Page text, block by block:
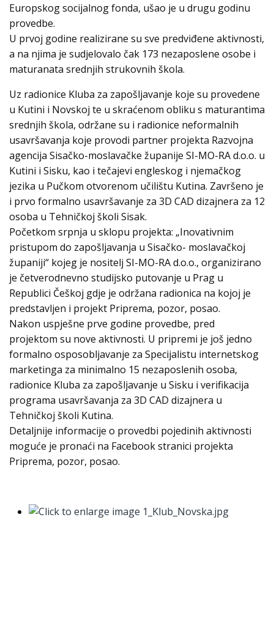
Europskog socijalnog fonda, ušao je u drugu godinu
provedbe.
U prvoj godine realizirane su sve predviđene aktivnosti,
a na njima je sudjelovalo čak 173 nezaposlene osobe i
maturanata srednjih strukovnih škola.
Uz radionice Kluba za zapošljavanje koje su provedene
u Kutini i Novskoj te u skraćenom obliku s maturantima
srednjih škola, održane su i radionice neformalnih
usavršavanja koje provodi partner projekta Razvojna
agencija Sisačko-moslavačke županije SI-MO-RA d.o.o. u
Kutini i Sisku, kao i tečajevi engleskog i njemačkog
jezika u Pučkom otvorenom učilištu Kutina. Završeno je
i prvo formalno usavršavanje za 3D CAD dizajnera za 12
osoba u Tehničkoj školi Sisak.
Početkom srpnja u sklopu projekta: „Inovativnim
pristupom do zapošljavanja u Sisačko- moslavačkoj
županiji“ kojeg je nositelj SI-MO-RA d.o.o., organizirano
je četverodnevno studijsko putovanje u Prag u
Republici Češkoj gdje je održana radionica na kojoj je
predstavljen i projekt Priprema, pozor, posao.
Nakon uspješne prve godine provedbe, pred
projektom su nove aktivnosti. U pripremi je još jedno
formalno osposobljavanje za Specijalistu internetskog
marketinga za minimalno 15 nezaposlenih osoba,
radionice Kluba za zapošljavanje u Sisku i verifikacija
programa usavršavanja za 3D CAD dizajnera u
Tehničkoj školi Kutina.
Detaljnije informacije o provedbi pojedinih aktivnosti
moguće je pronaći na Facebook stranici projekta
Priprema, pozor, posao.